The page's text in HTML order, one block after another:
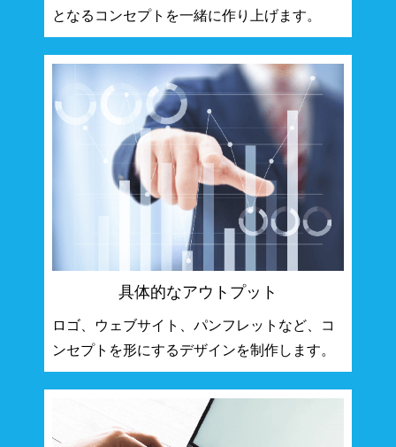
となるコンセプトを一緒に作り上げます。
具体的なアウトプット
ロゴ、ウェブサイト、パンフレットなど、コ
ンセプトを形にするデザインを制作します。